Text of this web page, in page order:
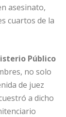
asesinato,
cuartos de la
Público
no solo
de juez
a dicho